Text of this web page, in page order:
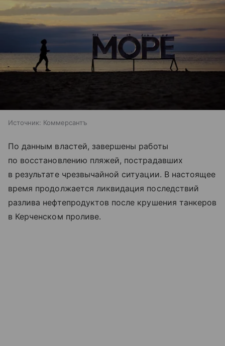
Источник: Коммерсантъ
По данным властей, завершены работы
по восстановлению пляжей, пострадавших
в результате чрезвычайной ситуации. В настоящее
время продолжается ликвидация последствий
разлива нефтепродуктов после крушения танкеров
в Керченском проливе.